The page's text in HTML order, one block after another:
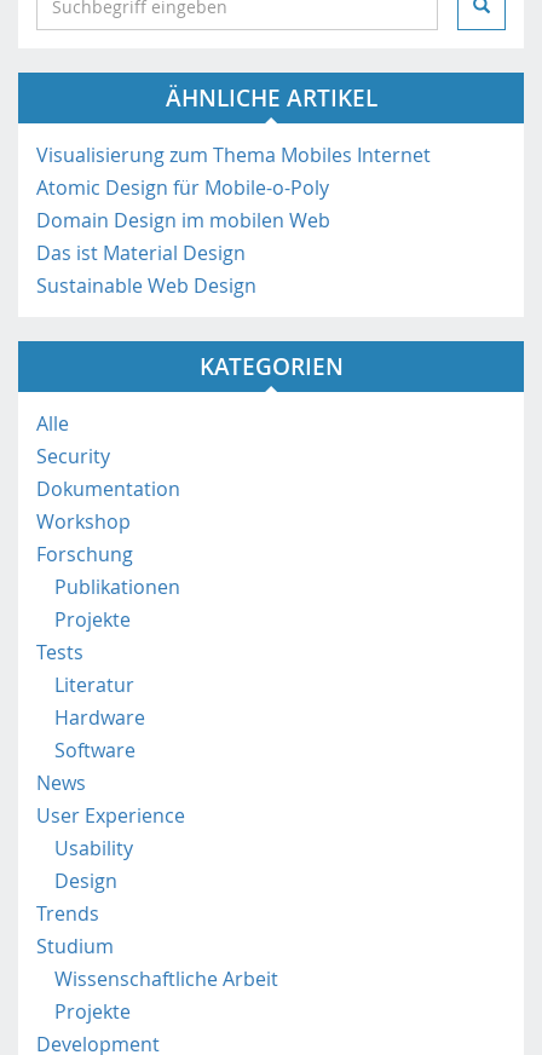
r
h
i
n
h
t
t
p
:
/
m
o
i
l
e
s
c
.
/
ÄHNLICHE ARTIKEL
Visualisierung zum Thema Mobiles Internet
Atomic Design für Mobile-o-Poly
Domain Design im mobilen Web
Das ist Material Design
Sustainable Web Design
KATEGORIEN
Alle
Security
Dokumentation
Workshop
Forschung
Publikationen
Projekte
Tests
Literatur
Hardware
Software
News
User Experience
Usability
Design
Trends
Studium
Wissenschaftliche Arbeit
Projekte
Development